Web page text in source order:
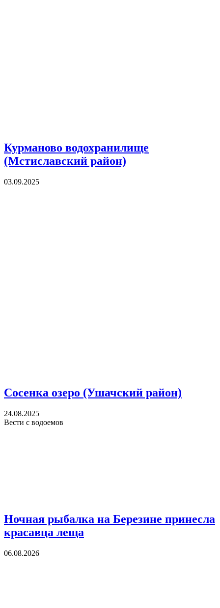
Курманово водохранилище
(Мстиславский район)
03.09.2025
Сосенка озеро (Ушачский район)
24.08.2025
Вести с водоемов
Ночная рыбалка на Березине принесла
красавца леща
06.08.2026